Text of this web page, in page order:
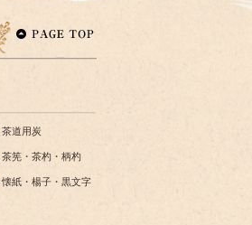
茶道用炭
茶筅・茶杓・柄杓
懐紙・楊子・黒文字